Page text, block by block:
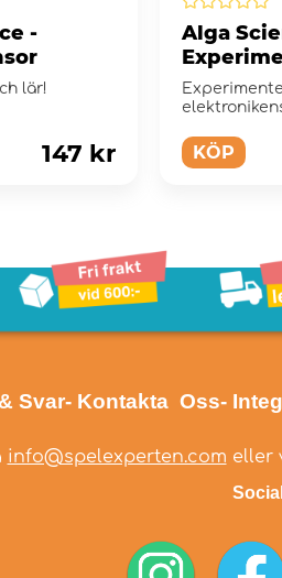
-
lär!
147 kr
Alga
KÖP
Svar- Kontakta Oss-
info@spelexperten.com eller